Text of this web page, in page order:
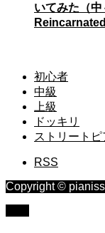
いてみた（
初心者
中級
上級
ドッキリ
ストリートピ
RSS
Copyright ©